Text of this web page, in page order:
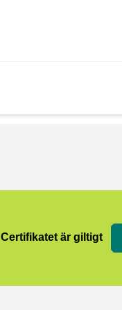
Certifikatet är giltigt